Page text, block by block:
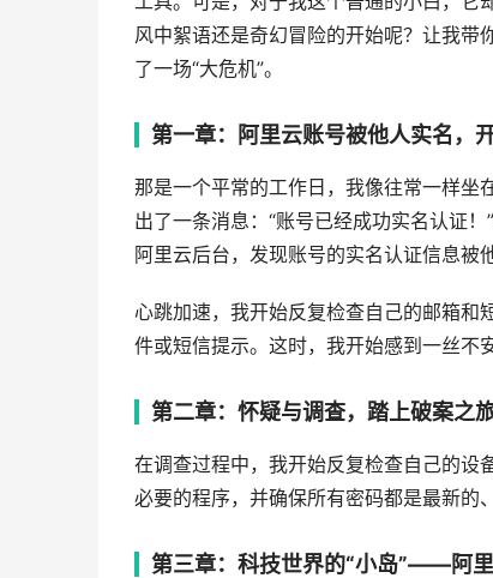
风中絮语还是奇幻冒险的开始呢？让我带
了一场“大危机”。
第一章：阿里云账号被他人实名，
那是一个平常的工作日，我像往常一样坐
出了一条消息：“账号已经成功实名认证
阿里云后台，发现账号的实名认证信息被
心跳加速，我开始反复检查自己的邮箱和
件或短信提示。这时，我开始感到一丝不
第二章：怀疑与调查，踏上破案之
在调查过程中，我开始反复检查自己的设
必要的程序，并确保所有密码都是最新的
第三章：科技世界的“小岛”——阿